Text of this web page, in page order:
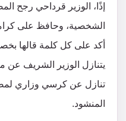
إذًا، الوزير قرداحي رجح
الشخصية، وحافظ على
أكد على كل كلمة قالها
يتنازل الوزير الشريف عن
تنازل عن كرسي وزاري
المنشود.